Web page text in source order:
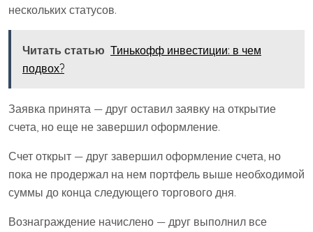
нескольких статусов.
Читать статью Тинькофф инвестиции: в чем
подвох?
Заявка принята — друг оставил заявку на открытие
счета, но еще не завершил оформление.
Счет открыт — друг завершил оформление счета, но
пока не продержал на нем портфель выше необходимой
суммы до конца следующего торгового дня.
Вознаграждение начислено — друг выполнил все